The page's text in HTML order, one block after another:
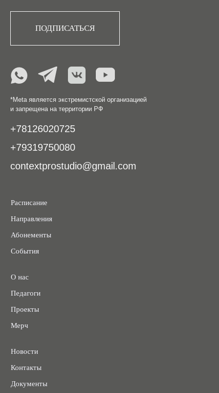
Расписание
Направления
Абонементы
События
О нас
Педагоги
Проекты
Мерч
Новости
Контакты
Документы